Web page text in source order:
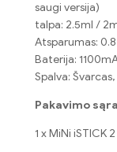
saugi versija)
talpa: 2.5ml /
Atsparumas:
Baterija:
Spalva:
Pakavimo
1 x MiNi iSTICK 2